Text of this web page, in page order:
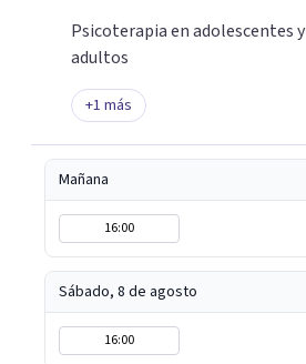
Psicoterapia en adolescentes y
adultos
+1 más
Mañana
16:00
Sábado, 8 de agosto
16:00